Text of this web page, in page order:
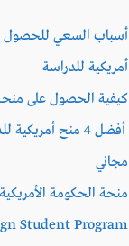
أسباب السعي للحصول
أمريكية للدراسة
كيفية الحصول على
أفضل 4 منح
مجاني
Student Program